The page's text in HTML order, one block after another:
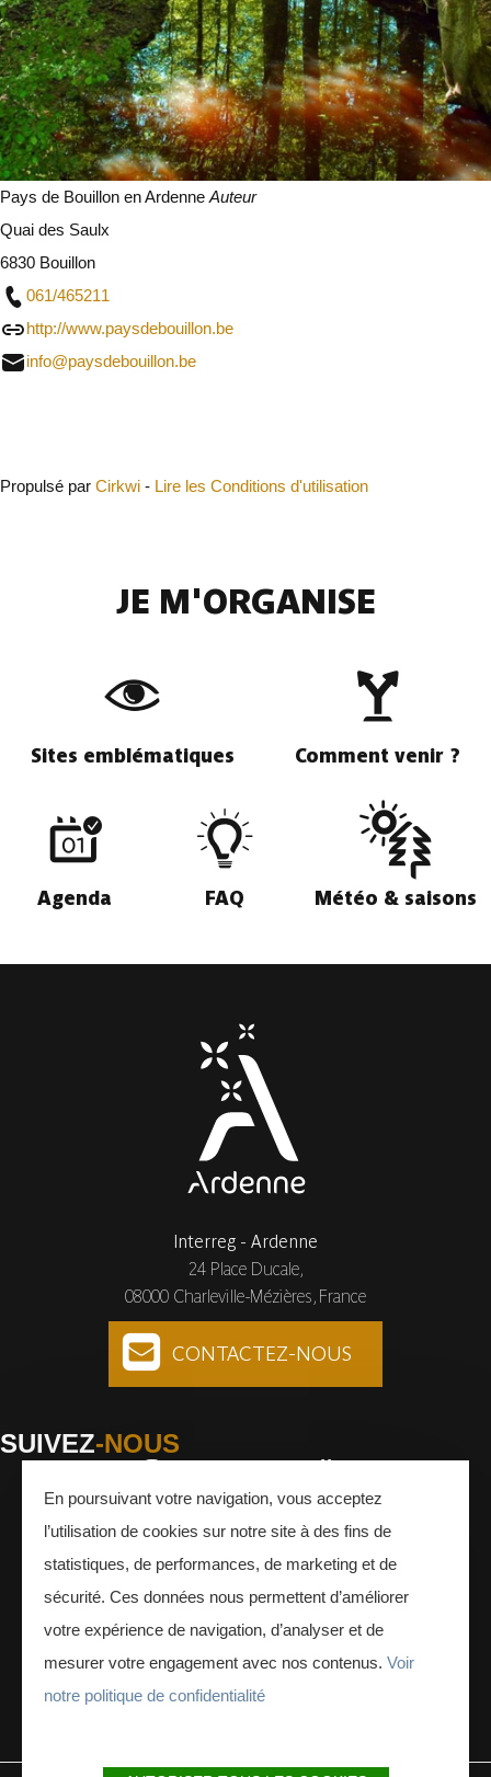
Pays de Bouillon en Ardenne Auteur
Quai des Saulx
6830 Bouillon
061/465211
http://www.paysdebouillon.be
info@paysdebouillon.be
Propulsé par Cirkwi - Lire les Conditions d'utilisation
JE M'ORGANISE
Sites emblématiques Comment venir ?
Agenda FAQ Météo & saisons
Interreg - Ardenne
24 Place Ducale,
08000 Charleville-Mézières, France
CONTACTEZ-NOUS
SUIVEZ-NOUS
Facebook Instagram Youtube
En poursuivant votre navigation, vous acceptez
l’utilisation de cookies sur notre site à des fins de
statistiques, de performances, de marketing et de
sécurité. Ces données nous permettent d’améliorer
votre expérience de navigation, d’analyser et de
mesurer votre engagement avec nos contenus. Voir
notre politique de confidentialité